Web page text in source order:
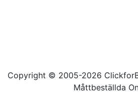
Copyright © 2005-2026
Måttbeställda